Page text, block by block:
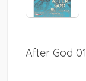
After God 01